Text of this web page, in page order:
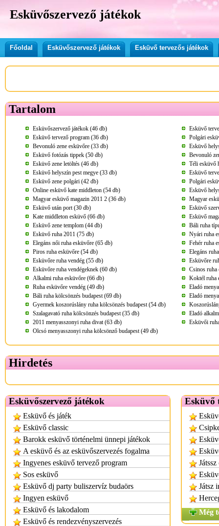
Esküvőszervező játékok
Főoldal Esküvőszervező játékok Esküvő tervezős játékok
Tartalom
Esküvőszervező játékok (46 db)
Esküvő
Esküvő tervező program (36 db)
Polgári
Bevonuló zene esküvőre (33 db)
Esküvő
Esküvő fotózás tippek (50 db)
Bevonuló
Esküvő zene letöltés (46 db)
Téli esküvő
Esküvő helyszín pest megye (33 db)
Esküvő
Esküvő zene polgári (42 db)
Polgári
Online esküvő kate middleton (54 db)
Esküvő
Magyar esküvő magazin 2011 2 (36 db)
Magyar
Esküvő után port (30 db)
Esküvő
Kate middleton esküvő (66 db)
Esküvő
Esküvő zene templom (44 db)
Báli ruha
Esküvő ruha 2011 (75 db)
Nyári ruha
Elegáns női ruha esküvőre (65 db)
Fehér ruha
Piros ruha esküvőre (54 db)
Elegáns
Esküvőre ruha vendég (55 db)
Esküvőre
Esküvőre ruha vendégeknek (60 db)
Csinos ruha
Alkalmi ruha esküvőre (66 db)
Koktél ruha
Ruha esküvőre vendég (49 db)
Eladó
Báli ruha kölcsönzés budapest (69 db)
Eladó
Gyermek koszorúslány ruha kölcsönzés budapest (54 db)
Szalagavató ruha kölcsönzés budapest (35 db)
Eladó
2011 menyasszonyi ruha divat (63 db)
Esküvői
Olcsó menyasszonyi ruha kölcsönző budapest (49 db)
Hirdetés
Esküvőszervező játékok
Esküvő és játék
Esküvő classic
Barokk esküvő történelmi ünnepi játékok
A esküvő és az esküvőszervezés fogalma
Ingyenes esküvő tervező program
Sos esküvő
Esküvő dj party buliszervíz budaörs
Ingyen esküvő
Esküvő és lakodalom
Esküvő és rendezvényszervezés
Esküvő
Játsz
Még